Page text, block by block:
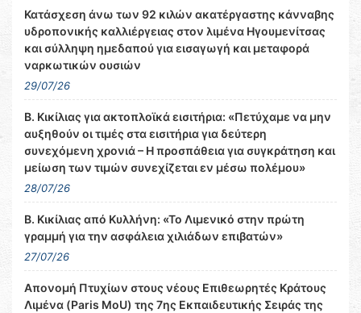
Κατάσχεση άνω των 92 κιλών ακατέργαστης κάνναβης
υδροπονικής καλλιέργειας στον λιμένα Ηγουμενίτσας
και σύλληψη ημεδαπού για εισαγωγή και μεταφορά
ναρκωτικών ουσιών
29/07/26
Β. Κικίλιας για ακτοπλοϊκά εισιτήρια: «Πετύχαμε να μην
αυξηθούν οι τιμές στα εισιτήρια για δεύτερη
συνεχόμενη χρονιά – Η προσπάθεια για συγκράτηση και
μείωση των τιμών συνεχίζεται εν μέσω πολέμου»
28/07/26
Β. Κικίλιας από Κυλλήνη: «Το Λιμενικό στην πρώτη
γραμμή για την ασφάλεια χιλιάδων επιβατών»
27/07/26
Απονομή Πτυχίων στους νέους Επιθεωρητές Κράτους
Λιμένα (Paris MoU) της 7ης Εκπαιδευτικής Σειράς της